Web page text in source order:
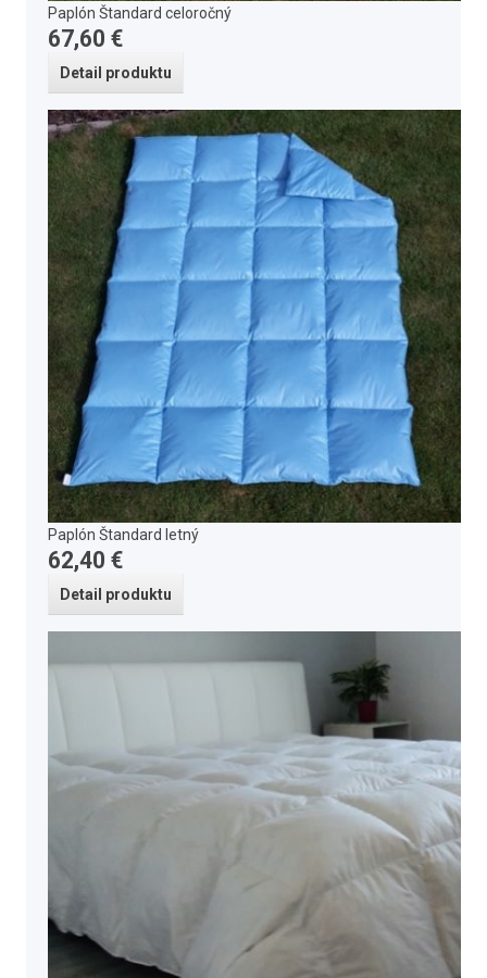
Paplón Štandard celoročný
67,60 €
Detail produktu
Paplón Štandard letný
62,40 €
Detail produktu